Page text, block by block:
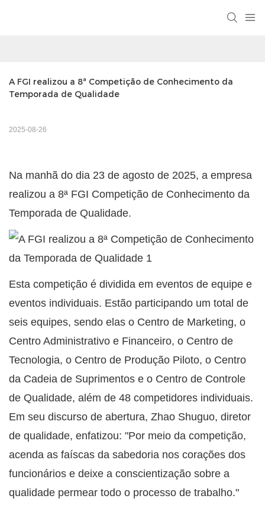
A FGI realizou a 8ª Competição de Conhecimento da
Temporada de Qualidade
2025-08-26
Na manhã do dia 23 de agosto de 2025, a empresa
realizou a 8ª FGI Competição de Conhecimento da
Temporada de Qualidade.
Esta competição é dividida em eventos de equipe e
eventos individuais. Estão participando um total de
seis equipes, sendo elas o Centro de Marketing, o
Centro Administrativo e Financeiro, o Centro de
Tecnologia, o Centro de Produção Piloto, o Centro
da Cadeia de Suprimentos e o Centro de Controle
de Qualidade, além de 48 competidores individuais.
Em seu discurso de abertura, Zhao Shuguo, diretor
de qualidade, enfatizou: "Por meio da competição,
acenda as faíscas da sabedoria nos corações dos
funcionários e deixe a conscientização sobre a
qualidade permear todo o processo de trabalho."